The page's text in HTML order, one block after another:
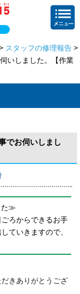
スタッフの修理報告 >
いしました。【作業
でお伺いしまし
た≫
ろからできるお手
ていきますので、
きありがとうござ